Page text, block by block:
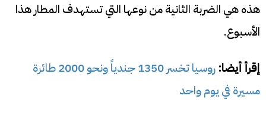
هذه هي الضربة الثانية من نوعها التي تستهدف المطار هذا
الأسبوع.
إقرأ أيضا:
روسيا تخسر 1350 جندياً ونحو 2000 طائرة
مسيرة في يوم واحد